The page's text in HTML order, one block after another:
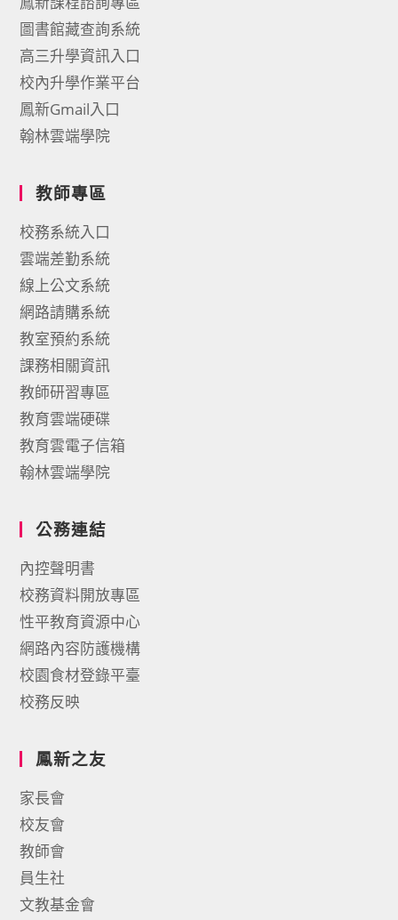
圖書館藏查詢系統
高三升學資訊入口
校內升學作業平台
鳳新Gmail入口
翰林雲端學院
教師專區
校務系統入口
雲端差勤系統
線上公文系統
網路請購系統
教室預約系統
課務相關資訊
教師研習專區
教育雲端硬碟
教育雲電子信箱
翰林雲端學院
公務連結
內控聲明書
校務資料開放專區
性平教育資源中心
網路內容防護機構
校園食材登錄平臺
校務反映
鳳新之友
家長會
校友會
教師會
員生社
文教基金會